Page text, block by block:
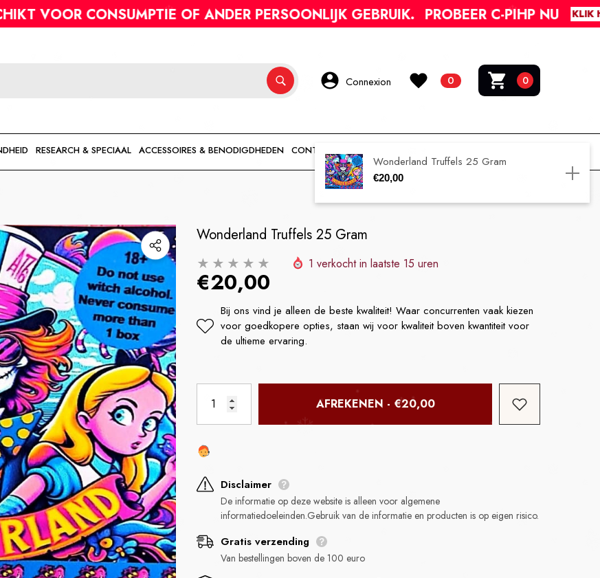
OF ANDER PERSOONLIJK GEBRUIK. PROBEER C-PIHP NU KLIK HIER
Connexion 0 00 article
RESEARCH & SPECIAAL ACCESSOIRES & BENODIGDHEDEN CONTACT
Wonderland Truffels 25 Gram
1 verkocht in laatste 15 uren
€20,00
Bij ons vind je alleen de beste kwaliteit! Waar concurrenten vaak kiezen
voor goedkopere opties, staan wij voor kwaliteit boven kwantiteit voor
de ultieme ervaring.
AFREKENEN - €20,00
Disclaimer
De informatie op deze website is alleen voor algemene
informatiedoeleinden.Gebruik van de informatie en producten is op eigen risico.
Gratis verzending
Van bestellingen boven de 100 euro
Wonderland Truffels 25 Gram
€20,00
HEB JE VRAGEN?
LA FUMETTE
Kanna 20x Extract 1 Gram
Prix habituel
€19,95
LA FUMETTE
Kanna 40x Extract 1 Gram
Prix habituel
€29,95